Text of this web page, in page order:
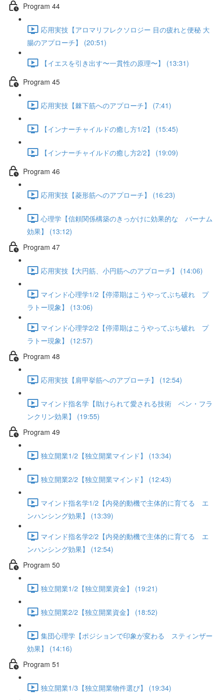
Program 44
応用実技【アロマリフレクソロジー 目の疲れと便秘 大
腸のアプローチ】 (20:51)
【イエスを引き出す〜一貫性の原理〜】 (13:31)
Program 45
応用実技【棘下筋へのアプローチ】 (7:41)
【インナーチャイルドの癒し方1/2】 (15:45)
【インナーチャイルドの癒し方2/2】 (19:09)
Program 46
応用実技【菱形筋へのアプローチ】 (16:23)
心理学【信頼関係構築のきっかけに効果的な バーナム
効果】 (13:12)
Program 47
応用実技【大円筋、小円筋へのアプローチ】 (14:06)
マインド心理学1/2【停滞期はこうやってぶち破れ プ
ラトー現象】 (13:06)
マインド心理学2/2【停滞期はこうやってぶち破れ プ
ラトー現象】 (12:57)
Program 48
応用実技【肩甲挙筋へのアプローチ】 (12:54)
マインド指名学【助けられて愛される技術 ベン・フラ
ンクリン効果】 (19:55)
Program 49
独立開業1/2【独立開業マインド】 (13:34)
独立開業2/2【独立開業マインド】 (12:43)
マインド指名学1/2【内発的動機で主体的に育てる エ
ンハンシング効果】 (13:39)
マインド指名学2/2【内発的動機で主体的に育てる エ
ンハンシング効果】 (12:54)
Program 50
独立開業1/2【独立開業資金】 (19:21)
独立開業2/2【独立開業資金】 (18:52)
集団心理学【ポジションで印象が変わる スティンザー
効果】 (14:16)
Program 51
独立開業1/3【独立開業物件選び】 (19:34)